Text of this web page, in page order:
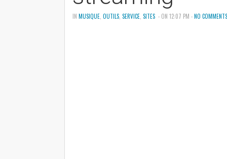
IN MUSIQUE OUTILS SERVICE SITES - ON 12:07 PM -NO COMMENTS